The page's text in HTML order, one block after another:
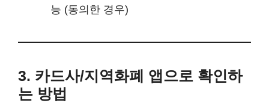
능 (동의한 경우)
3. 카드사/지역화폐 앱으로 확인하
는 방법